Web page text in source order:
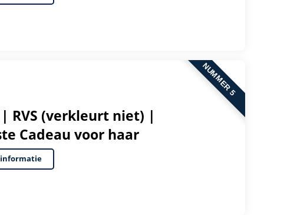
NUMMER 5
RVS (verkleurt niet) |
Cadeau voor haar